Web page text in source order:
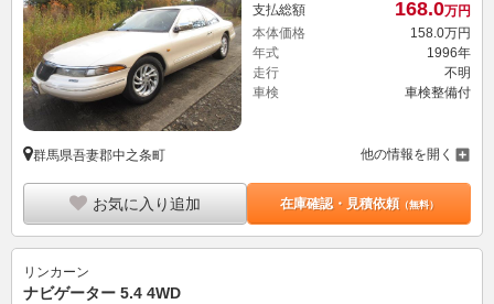
支払総額 168.0万円
本体価格
158. 0万円
年式
1996年
走行
不明
車検
車検整備付
群馬県吾妻郡中之条町 他の情報を開く
お気に入り追加 在庫確認・見積依頼（無料）
リンカーン
ナビゲーター 5.4 4WD